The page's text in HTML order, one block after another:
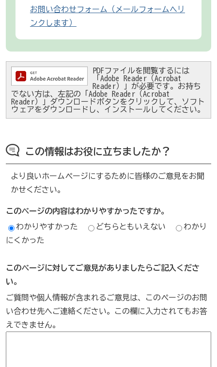
お問い合わせフォーム（メールフォームへリ
ンクします）
PDFファイルを閲覧するには
「Adobe Reader（Acrobat
Reader）」が必要です。お持ち
でない方は、左記の「Adobe Reader（Acrobat
Reader）」ダウンロードボタンをクリックして、ソフト
ウェアをダウンロードし、インストールしてください。
この情報はお役に立ちましたか？
より良いホームページにするために皆様のご意見をお聞
かせください。
このページの内容はわかりやすかったですか。
わかりやすかった どちらともいえない
わかり
にくかった
このページに対してご意見がありましたらご記入くださ
い。
ご質問や個人情報が含まれるご意見は、このページのお問
い合わせ先へご連絡ください。この欄に入力されてもお答
えできません。